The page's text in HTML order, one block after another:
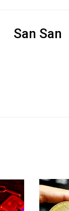
San San